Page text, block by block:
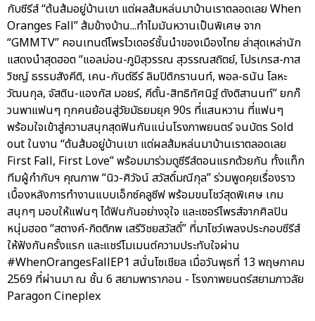
กับซีรีส์ “ต้นส้มอยู่บ้านเขา แต่ผลส้มหล่นมาบ้านเราตลอดเลย When
Oranges Fall” ส้มข้างบ้าน...ทำไมมันหวานเป็นพิเศษ จาก
“GMMTV” คอนเทนต์โพรไวเดอร์ชั้นนำของเมืองไทย ล่าสุดเหล่านัก
แสดงนำสุดฮอต “แอลม่อน-ภูมิสุวรรณ สุวรรณสถิตย์, โปรเกรส-ภาส
วิชญ์ ธรรมสังคีติ, เคน-กันต์ธีร์ ลิมปิติกรานนท์, พอล-ธนัน โลหะ
วัฒนกุล, จัสติน-แองกัส มอยร์, คีตั้น-สิทธิทัศนิฐ์ ตังติสานนท์” ยกก๊
วนพาแฟนๆ ทุกคนย้อนสู่วัยมัธยมยุค 90s ที่แสนหวาน ที่แฟนๆ
พร้อมใจเข้าสู่ความสนุกสุดฟินกันแน่นโรงภาพยนตร์ จนบัตร Sold
out ในงาน “ต้นส้มอยู่บ้านเขา แต่ผลส้มหล่นมาบ้านเราตลอดเลย
First Fall, First Love” พร้อมมาร่วมดูซีรีส์ตอนแรกด้วยกัน ทั้งแท็ก
ทีมผู้กำกับฯ คุณภาพ “นิว-ศิวัจน์ สวัสดิ์มณีกุล” ร่วมพูดคุยเรื่องราว
เบื้องหลังการทำงานแบบเอ็กซ์คลูซีฟ พร้อมขนโชว์สุดพิเศษ เกม
สนุกๆ มอบให้แฟนๆ ได้ฟินกันอย่างจุใจ และเซอร์ไพรส์จากศิลปิน
หนุ่มฮอต “สตางค์-กิตติภพ เสรีวิชยสวัสดิ์” ที่มาโชว์เพลงประกอบซีรีส์
ให้ฟังกันครั้งแรก และแชร์โมเมนต์ความประทับใจผ่าน
#WhenOrangesFallEP1 สนั่นโซเชียล เมื่อวันพุธที่ 13 พฤษภาคม
2569 ที่ผ่านมา ณ ชั้น 6 สยามพารากอน - โรงภาพยนตร์สยามภาวลัย
Paragon Cineplex